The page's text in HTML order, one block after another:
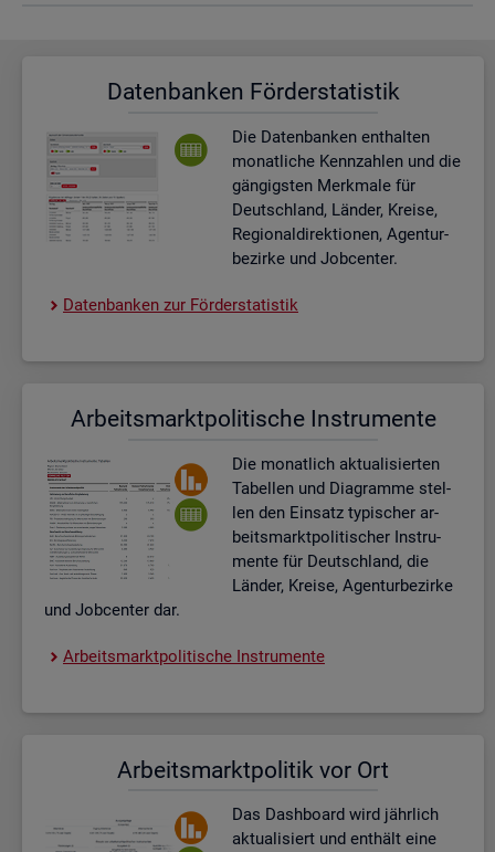
Da­ten­ban­ken För­der­sta­tis­tik
Die Da­ten­ban­ken ent­hal­ten
mo­nat­li­che Kenn­zah­len und die
gän­gigs­ten Merk­ma­le für
Deutsch­land, Län­der, Krei­se,
Re­gio­nal­di­rek­tio­nen, Agen­tur­
be­zir­ke und Job­cen­ter.
Da­ten­ban­ken zur För­der­sta­tis­tik
Ar­beits­markt­po­li­ti­sche In­stru­men­te
Die mo­nat­lich ak­tua­li­sier­ten
Ta­bel­len und Dia­gram­me stel­
len den Ein­satz ty­pi­scher ar­
beits­markt­po­li­ti­scher In­stru­
men­te für Deutsch­land, die
Län­der, Krei­se, Agen­tur­be­zir­ke
und Job­cen­ter dar.
Ar­beits­markt­po­li­ti­sche In­stru­men­te
Ar­beits­markt­po­li­tik vor Ort
Das Da­sh­board wird jähr­lich
ak­tua­li­siert und ent­hält eine